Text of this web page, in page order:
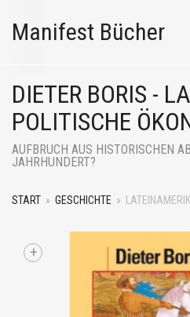
Manifest Bücher
DIETER BORIS -
POLITISCHE
AUFBRUCH AUS HISTORISCHEN
JAHRHUNDERT?
START » GESCHICHTE »
+